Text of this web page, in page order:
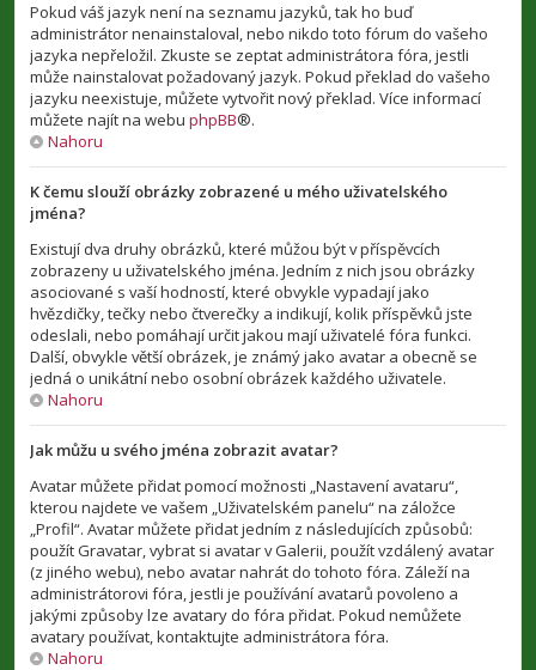
Pokud váš jazyk není na seznamu jazyků, tak ho buď
administrátor nenainstaloval, nebo nikdo toto fórum do vašeho
jazyka nepřeložil. Zkuste se zeptat administrátora fóra, jestli
může nainstalovat požadovaný jazyk. Pokud překlad do vašeho
jazyku neexistuje, můžete vytvořit nový překlad. Více informací
můžete najít na webu phpBB®.
Nahoru
K čemu slouží obrázky zobrazené u mého uživatelského
jména?
Existují dva druhy obrázků, které můžou být v příspěvcích
zobrazeny u uživatelského jména. Jedním z nich jsou obrázky
asociované s vaší hodností, které obvykle vypadají jako
hvězdičky, tečky nebo čtverečky a indikují, kolik příspěvků jste
odeslali, nebo pomáhají určit jakou mají uživatelé fóra funkci.
Další, obvykle větší obrázek, je známý jako avatar a obecně se
jedná o unikátní nebo osobní obrázek každého uživatele.
Nahoru
Jak můžu u svého jména zobrazit avatar?
Avatar můžete přidat pomocí možnosti „Nastavení avataru“,
kterou najdete ve vašem „Uživatelském panelu“ na záložce
„Profil“. Avatar můžete přidat jedním z následujících způsobů:
použít Gravatar, vybrat si avatar v Galerii, použít vzdálený avatar
(z jiného webu), nebo avatar nahrát do tohoto fóra. Záleží na
administrátorovi fóra, jestli je používání avatarů povoleno a
jakými způsoby lze avatary do fóra přidat. Pokud nemůžete
avatary používat, kontaktujte administrátora fóra.
Nahoru